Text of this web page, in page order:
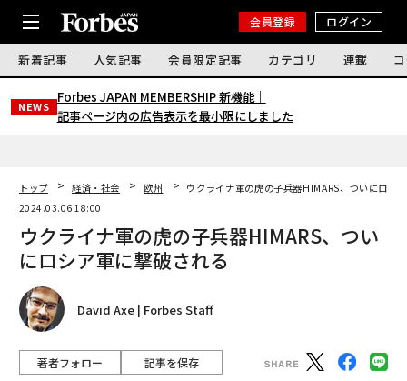
会員登録 ログイン
新着記事 人気記事 会員限定記事 カテゴリ 連載
NEWS
Forbes JAPAN MEMBERSHIP 新機能｜
記事ページ内の広告表示を最小限にしました
トップ 経済・社会 欧州
ウクライナ軍の虎の子兵器HIMARS、ついにロシ
2024.03.06 18:00
ウクライナ軍の虎の子兵器HIMARS、つい
にロシア軍に撃破される
David Axe | Forbes Staff
著者フォロー 記事を保存